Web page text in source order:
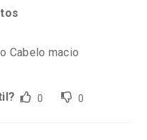
Cabelo macio
0 0